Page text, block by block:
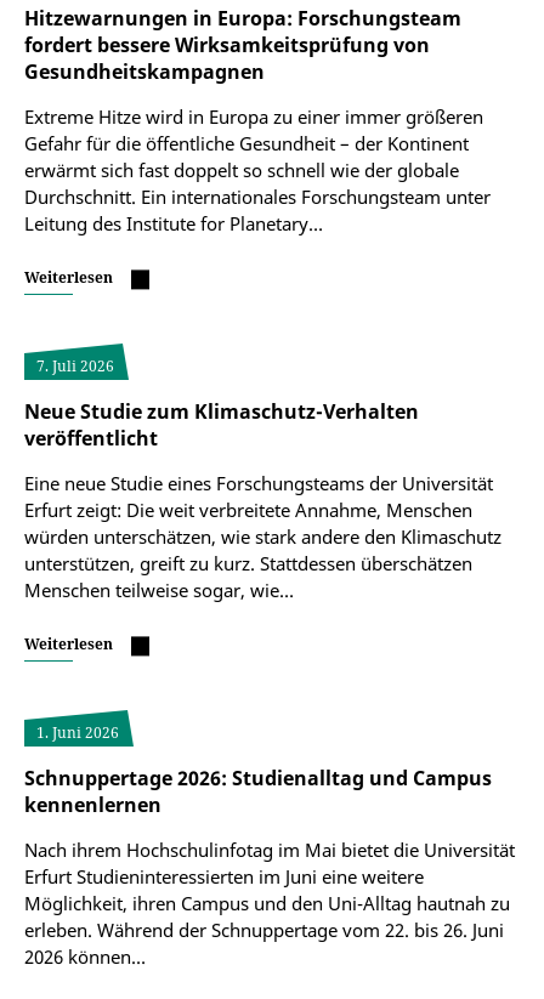
Bildmaterial
Gern stellen wir Ihnen Fotos vom Campus, den
Gebäuden und Stimmungsbilder zur Verfügung.
Beispiele für das verfügbare Bildmaterial können Sie
im folgenden Dokument einsehen.
Universitätsbilder (2 MB, *pdf)
Zur Bestellung kontaktieren Sie bitte die Pressestelle
der Universität Erfurt unter:
pressestelle@uni-erfurt.de
Hitzewarnungen in Europa: Forschungsteam
fordert bessere Wirksamkeitsprüfung von
Gesundheitskampagnen
Extreme Hitze wird in Europa zu einer immer größeren
Gefahr für die öffentliche Gesundheit – der Kontinent
erwärmt sich fast doppelt so schnell wie der globale
Durchschnitt. Ein internationales Forschungsteam unter
Leitung des Institute for Planetary…
Weiterlesen
7. Juli 2026
Neue Studie zum Klimaschutz-Verhalten
veröffentlicht
Eine neue Studie eines Forschungsteams der Universität
Erfurt zeigt: Die weit verbreitete Annahme, Menschen
würden unterschätzen, wie stark andere den Klimaschutz
unterstützen, greift zu kurz. Stattdessen überschätzen
Menschen teilweise sogar, wie…
Weiterlesen
1. Juni 2026
Schnuppertage 2026: Studienalltag und Campus
kennenlernen
Nach ihrem Hochschulinfotag im Mai bietet die Universität
Erfurt Studieninteressierten im Juni eine weitere
Möglichkeit, ihren Campus und den Uni-Alltag hautnah zu
erleben. Während der Schnuppertage vom 22. bis 26. Juni
2026 können…